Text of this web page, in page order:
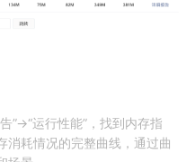
”->“运行性能”，找到内存指
消耗情况的完整曲线，通过曲